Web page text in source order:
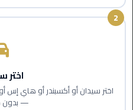
ليموزين
اسكندرية
الشمالي
2
اختر
اختر سيدان أو أكسبندر أو هاي
— بدون